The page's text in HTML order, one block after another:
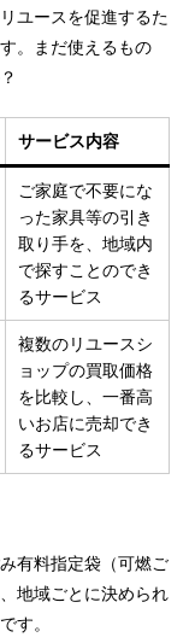
ユースを促進するた
。まだ使えるもの
サービス内容
ご家庭で不要にな
った家具等の引き
取り手を、地域内
で探すことのでき
るサービス
複数のリユースシ
ョップの買取価格
を比較し、一番高
いお店に売却でき
るサービス
有料指定袋（可燃ご
地域ごとに決められ
す。